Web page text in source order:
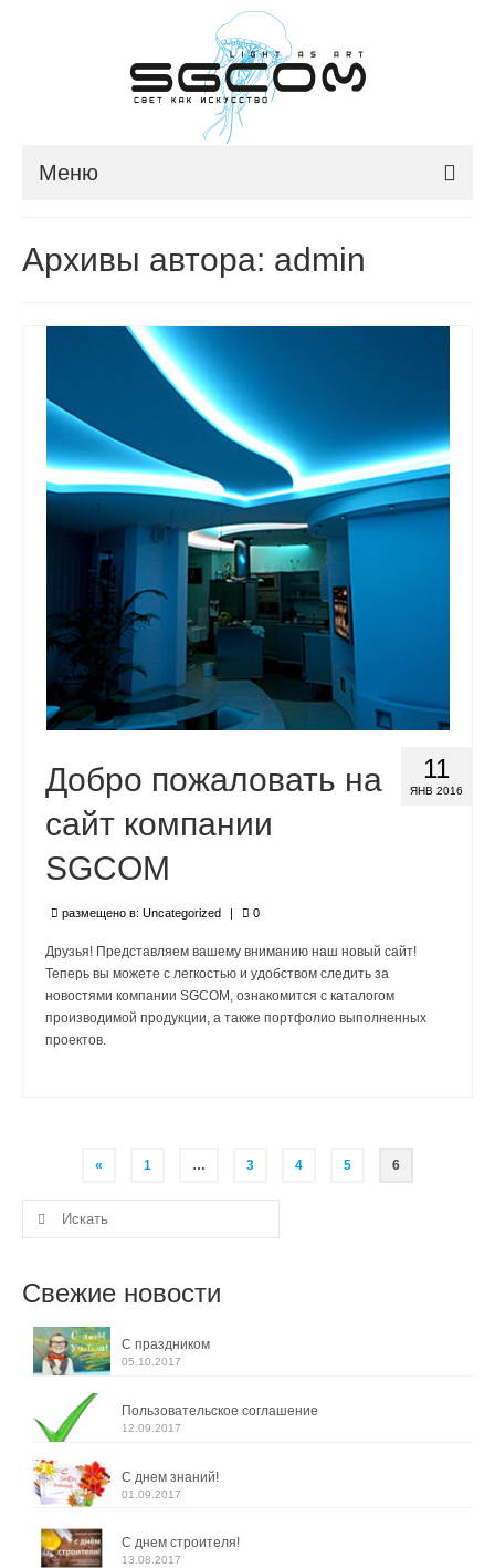
Меню
О КОМПАНИИ
ПРОДУКЦИЯ
КОНТАКТЫ
Архивы автора: admin
11
ЯНВ 2016
Добро пожаловать на
сайт компании
SGCOM
размещено в: Uncategorized | 0
Друзья! Представляем вашему вниманию наш новый сайт!
Теперь вы можете с легкостью и удобством следить за
новостями компании SGCOM, ознакомится с каталогом
производимой продукции, а также портфолио выполненных
проектов.
Навигация
по
« 1 … 3 4 5 6
Искать:
Свежие новости
С праздником
05.10.2017
Пользовательское соглашение
12.09.2017
С днем знаний!
01.09.2017
С днем строителя!
13.08.2017